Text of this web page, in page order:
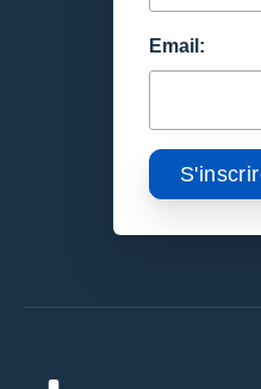
Email: